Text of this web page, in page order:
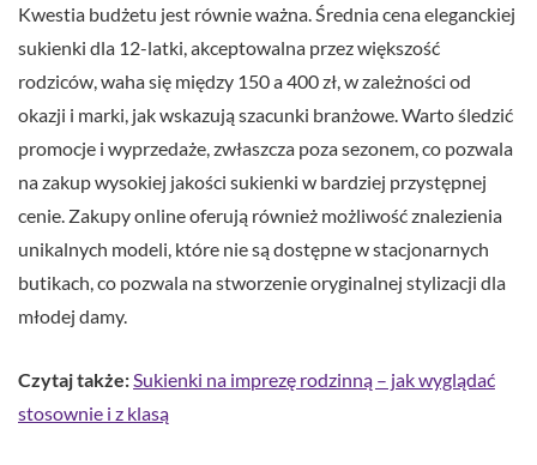
Kwestia budżetu jest równie ważna. Średnia cena eleganckiej
sukienki dla 12-latki, akceptowalna przez większość
rodziców, waha się między 150 a 400 zł, w zależności od
okazji i marki, jak wskazują szacunki branżowe. Warto śledzić
promocje i wyprzedaże, zwłaszcza poza sezonem, co pozwala
na zakup wysokiej jakości sukienki w bardziej przystępnej
cenie. Zakupy online oferują również możliwość znalezienia
unikalnych modeli, które nie są dostępne w stacjonarnych
butikach, co pozwala na stworzenie oryginalnej stylizacji dla
młodej damy.
Czytaj także: Sukienki na imprezę rodzinną – jak wyglądać
stosownie i z klasą